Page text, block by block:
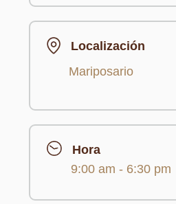
Localización
Mariposario
Hora
9:00 am - 6:30 pm